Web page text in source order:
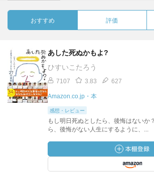
おすすめ 評価
あした死ぬかもよ?
ひすいこたろう
7107 3.83 627
Amazon.co.jp・本
感想・レビュー
もし明日死ぬとしたら、後悔はないか
ら、後悔がない人生にするように、...